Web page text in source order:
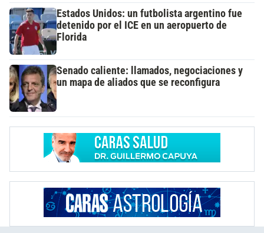
Estados Unidos: un futbolista argentino fue
detenido por el ICE en un aeropuerto de
Florida
Senado caliente: llamados, negociaciones y
un mapa de aliados que se reconfigura